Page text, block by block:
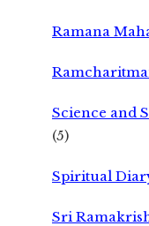
Ramana
Science and
(5)
Spiritual
Sri